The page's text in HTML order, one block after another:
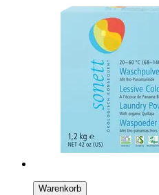
Warenkorb